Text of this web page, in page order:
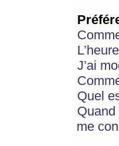
J’ai
Quel
Quand
me